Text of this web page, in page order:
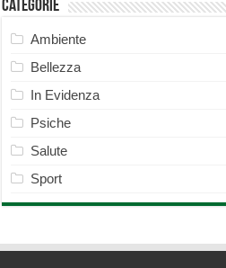
Categorie
Ambiente
Bellezza
In Evidenza
Psiche
Salute
Sport